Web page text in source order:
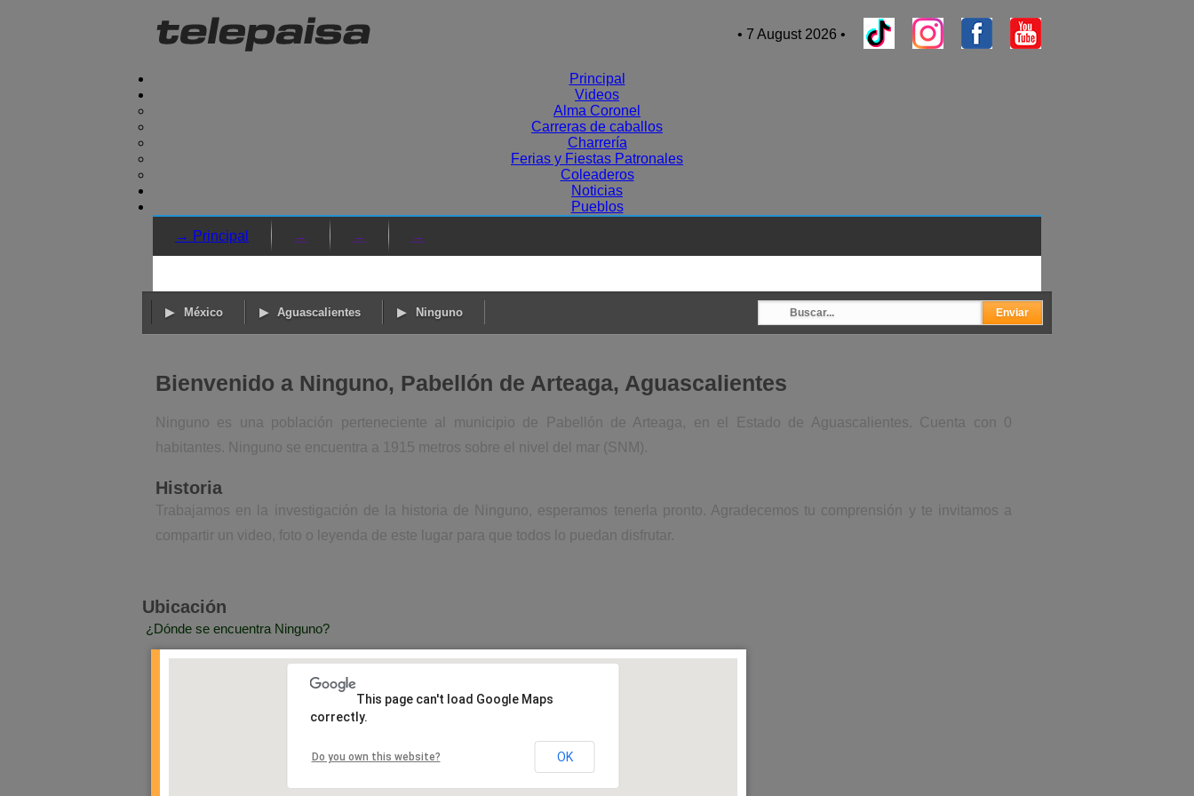
• 7 August 2026 •
Principal
Videos
Alma Coronel
Carreras de caballos
Charrería
Ferias y Fiestas Patronales
Coleaderos
Noticias
Pueblos
→ Principal
→ → →
México Aguascalientes Ninguno
Bienvenido a Ninguno, Pabellón de Arteaga, Aguascalientes
Ninguno es una población perteneciente al municipio de Pabellón de Arteaga, en el Estado de Aguascalientes. Cuenta con 0
habitantes. Ninguno se encuentra a 1915 metros sobre el nivel del mar (SNM).
Historia
Trabajamos en la investigación de la historia de Ninguno, esperamos tenerla pronto. Agradecemos tu comprensión y te invitamos a
compartir un video, foto o leyenda de este lugar para que todos lo puedan disfrutar.
Ubicación
¿Dónde se encuentra Ninguno?
This page can't load Google Maps
correctly.
Do you own this website? OK